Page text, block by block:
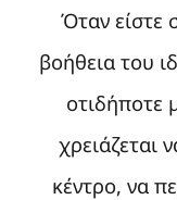
Όταν είστε
βοήθεια του
οτιδήποτε
χρειάζεται
κέντρο, να